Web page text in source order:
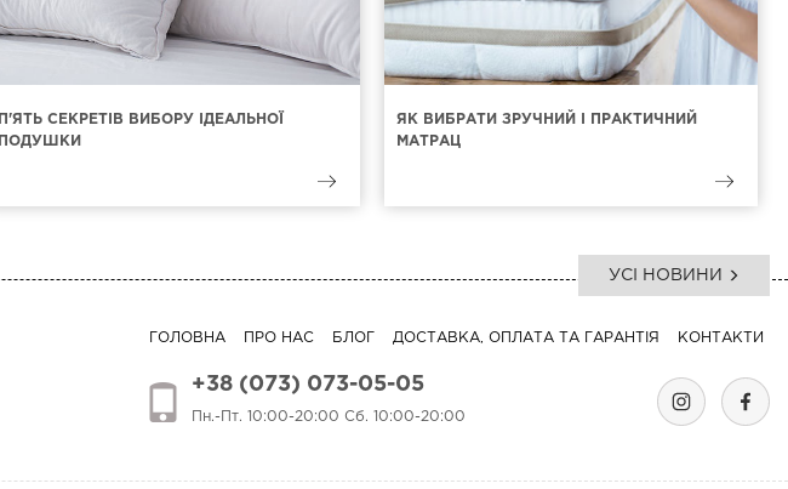
П'ЯТЬ СЕКРЕТІВ ВИБОРУ ІДЕАЛЬНОЇ
ПОДУШКИ
ЯК ВИБРАТИ ЗРУЧНИЙ І ПРАКТИЧНИЙ
МАТРАЦ
УСІ НОВИНИ
ГОЛОВНА ПРО НАС БЛОГ ДОСТАВКА, ОПЛАТА ТА ГАРАНТІЯ КОНТАКТИ
+38 (073) 073-05-05
Пн.-Пт. 10:00-20:00 Сб. 10:00-20:00